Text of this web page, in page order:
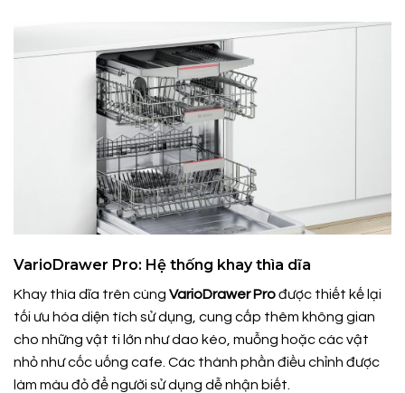
VarioDrawer Pro: Hệ thống khay thìa dĩa
Khay thìa dĩa trên cùng VarioDrawer Prođược thiết kế lại
tối ưu hóa diện tích sử dụng, cung cấp thêm không gian
cho những vật ti lớn như dao kéo, muỗng hoặc các vật
nhỏ như cốc uống cafe. Các thành phần điều chỉnh được
làm màu đỏ để người sử dụng dễ nhận biết.